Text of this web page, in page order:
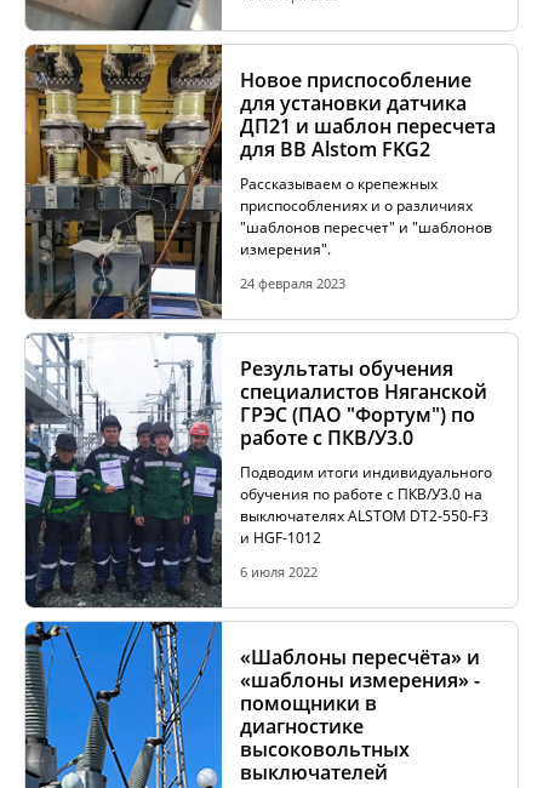
ТРАНСФОРМАТОРОВ
КОМПЛЕКТЫ ДЛЯ ЭЛЕКТРОТЕХНИЧЕСКИХ
ЛАБОРАТОРИЙ (ЭТЛ)
ТРАССОПОИСКОВОЕ УСТРОЙСТВО И
ИДЕНТИФИКАТОРЫ НИЗКОВОЛЬТНОЙ СЕТИ
ДОПОЛНИТЕЛЬНОЕ ОБОРУДОВАНИЕ
АРХИВ
ПОДОБРАТЬ ПРИБОР
КАТАЛОГ
АКЦИИ
ОБУЧЕНИЕ
Новое приспособление
для установки датчика
ДП21 и шаблон пересчета
для ВВ Alstom FKG2
Рассказываем о крепежных
приспособлениях и о различиях
"шаблонов пересчет" и "шаблонов
измерения".
24 февраля 2023
Результаты обучения
специалистов Няганской
ГРЭС (ПАО "Фортум") по
работе с ПКВ/У3.0
Подводим итоги индивидуального
обучения по работе с ПКВ/У3.0 на
выключателях ALSTOM DT2-550-F3
и HGF-1012
6 июля 2022
«Шаблоны пересчёта» и
«шаблоны измерения» -
помощники в
диагностике
высоковольтных
выключателей